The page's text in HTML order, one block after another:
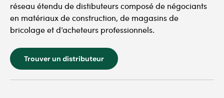
réseau étendu de distibuteurs composé de négociants
en matériaux de construction, de magasins de
bricolage et d’acheteurs professionnels.
Trouver un distributeur